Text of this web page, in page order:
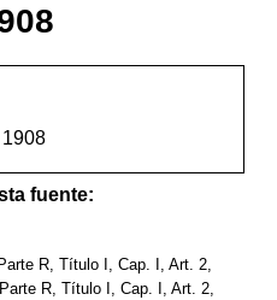
fuente:
R, Título I, Cap. I, Art. 2,
R, Título I, Cap. I, Art. 2,